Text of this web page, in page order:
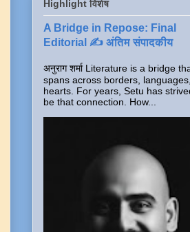
Highlight विशेष
A Bridge in Repose: Final
Editorial ✍️ अंतिम संपादकीय
अनुराग शर्मा Literature is a bridge
spans across borders,
hearts. For years, Setu has
be that connection. How...